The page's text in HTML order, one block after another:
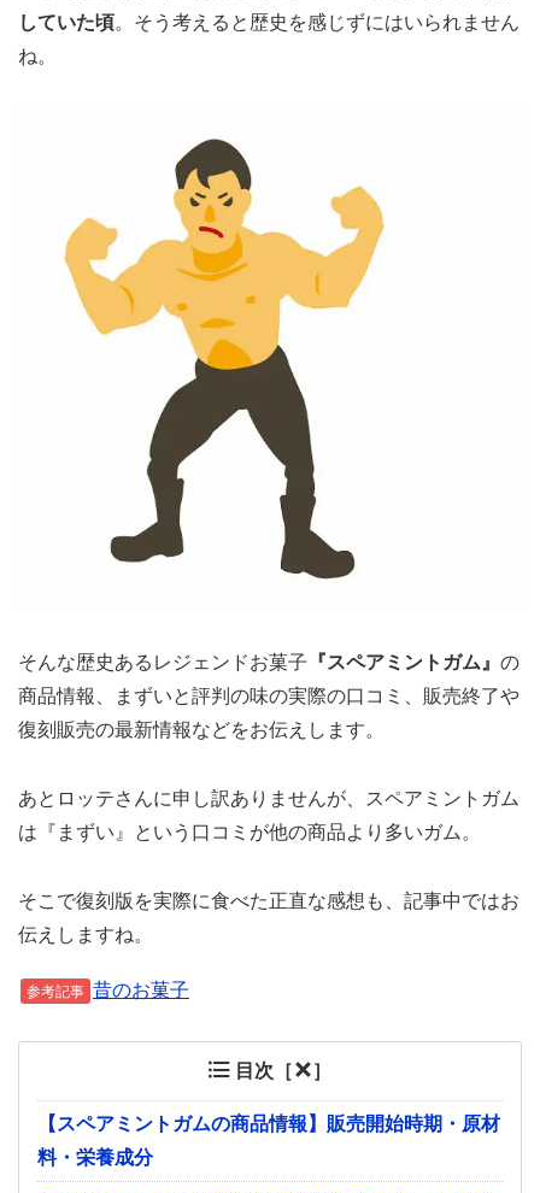
していた頃。そう考えると歴史を感じずにはいられません
ね。
そんな歴史あるレジェンドお菓子 『スペアミントガム』 の
商品情報、まずいと評判の味の実際の口コミ、販売終了や
復刻販売の最新情報などをお伝えします。
あとロッテさんに申し訳ありませんが、スペアミントガム
は『まずい』という口コミが他の商品より多いガム。
そこで復刻版を実際に食べた正直な感想も、記事中ではお
伝えしますね。
参考記事 昔のお菓子
目次［ ］
【スペアミントガムの商品情報】販売開始時期・原材
料・栄養成分